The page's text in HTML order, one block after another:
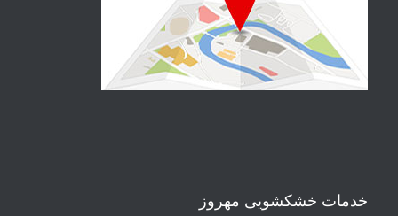
خدمات خشکشویی مهروز